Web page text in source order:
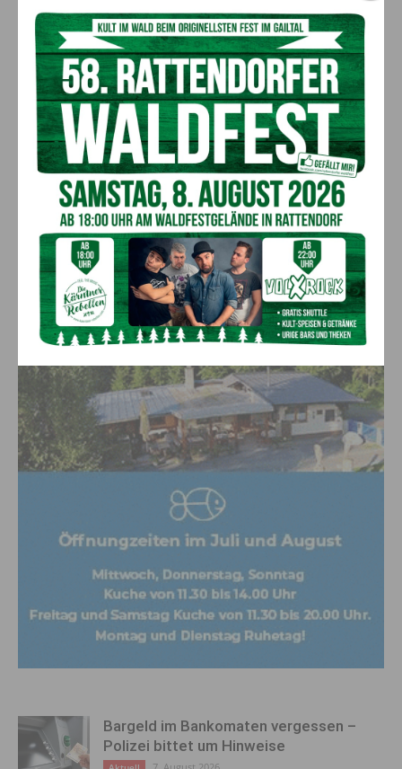
Kärntner Lorbeer in Gold für Herwig
Schwarz
Aktuell 8. August 2026
„Paolo Santonino“ wird heute gespielt –
abgesagte Premiere von gestern Abend
wird morgen nachgeholt
Aktuell 8. August 2026
„Sein Charakter bleibt unersetzbar“ –
Fußballverein nimmt Abschied
Aktuell 7. August 2026
Anzeige
Bargeld im Bankomaten vergessen –
Polizei bittet um Hinweise